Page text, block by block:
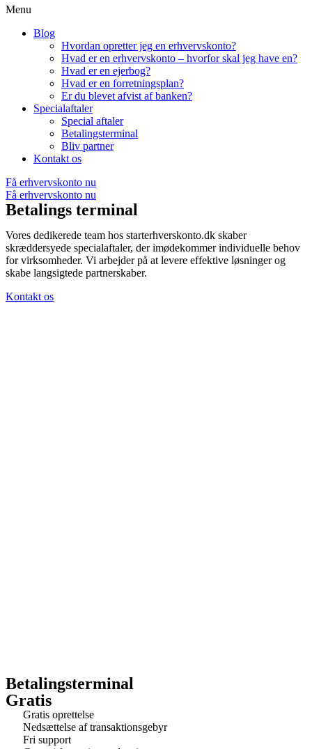
Menu
Blog
Hvordan opretter jeg en erhvervskonto?
Hvad er en erhvervskonto – hvorfor skal jeg have en?
Hvad er en ejerbog?
Hvad er en forretningsplan?
Er du blevet afvist af banken?
Specialaftaler
Special aftaler
Betalingsterminal
Bliv partner
Kontakt os
Få erhvervskonto nu
Få erhvervskonto nu
Betalings terminal
Vores dedikerede team hos starterhverskonto.dk skaber
skræddersyede specialaftaler, der imødekommer individuelle behov
for virksomheder. Vi arbejder på at levere effektive løsninger og
skabe langsigtede partnerskaber.
Kontakt os
Betalingsterminal
Gratis
Gratis oprettelse
Nedsættelse af transaktionsgebyr
Fri support